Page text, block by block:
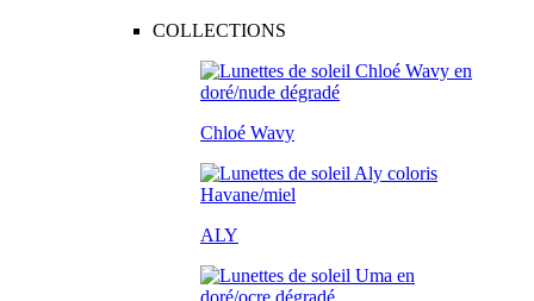
COLLECTIONS
Chloé Wavy
ALY